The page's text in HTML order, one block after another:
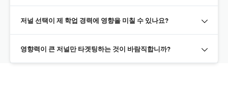
저널 선택이 제 학업 경력에 영향을 미칠 수 있나요?
영향력이 큰 저널만 타겟팅하는 것이 바람직합니까?